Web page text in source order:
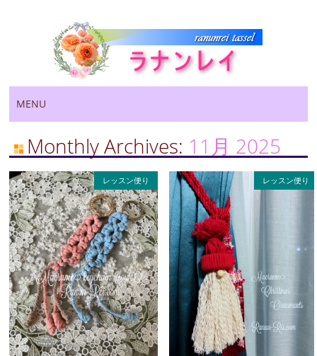
Main menu
to
MENU
Monthly Archives: 11月 2025
レッスン便り レッスン便り